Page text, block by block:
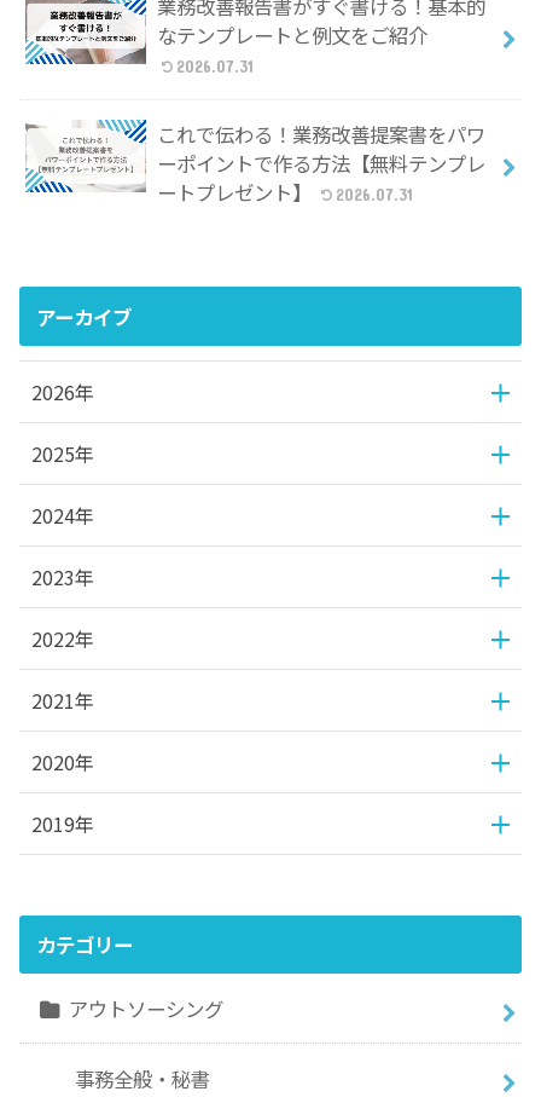
業務改善報告書がすぐ書ける！基本的
なテンプレートと例文をご紹介
2026.07.31
これで伝わる！業務改善提案書をパワ
ーポイントで作る方法【無料テンプレ
ートプレゼント】
2026.07.31
アーカイブ
2026年
2025年
2024年
2023年
2022年
2021年
2020年
2019年
カテゴリー
アウトソーシング
事務全般・秘書